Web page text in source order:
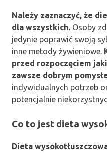
Należy zaznaczyć, że
dla wszystkich. Osoby
jedynie poprawić swoją
inne metody żywieniowe.
przed rozpoczęciem
zawsze dobrym
indywidualnych potrzeb
potencjalnie
Co to jest dieta
Dieta